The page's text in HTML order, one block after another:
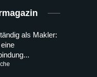
als Makler: